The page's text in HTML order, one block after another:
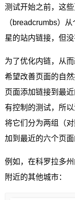
测试开始之前，这
（breadcrumbs）
星的站内链接，但没
为了优化内链，从
希望改善页面的自
页面添加链接到最
有控制的测试，所
将它们分为两组（
加到最近的六个页面
例如，在科罗拉多
附近的其他城市：